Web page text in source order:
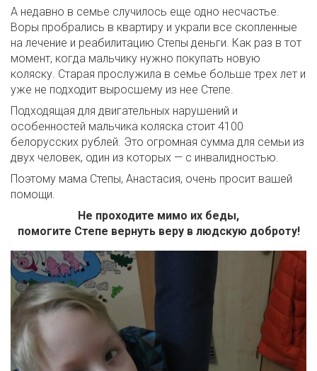
А недавно в семье случилось еще одно несчастье.
Воры пробрались в квартиру и украли все скопленные
на лечение и реабилитацию Степы деньги. Как раз в тот
момент, когда мальчику нужно покупать новую
коляску. Старая прослужила в семье больше трех лет и
уже не подходит выросшему из нее Степе.
Подходящая для двигательных нарушений и
особенностей мальчика коляска стоит 4100
белорусских рублей. Это огромная сумма для семьи из
двух человек, один из которых — с инвалидностью.
Поэтому мама Степы, Анастасия, очень просит вашей
помощи.
Не проходите мимо их беды,
помогите Степе вернуть веру в людскую доброту!